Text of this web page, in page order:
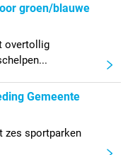
groen/blauwe
overtollig
Gemeente
zes sportparken